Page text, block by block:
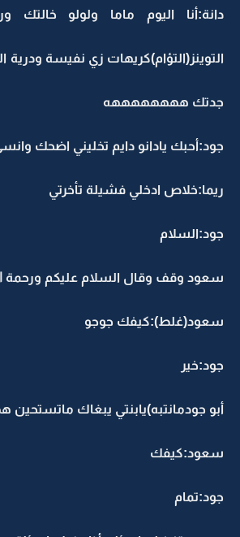
دانة:أنا اليوم ماما ولولو خالتك
التوينز(التؤام)كريهات زي نفيسة ودرية
جدتك ههههههههه
جود:أحبك يادانو دايم تخليني اضحك
ريما:خلاص ادخلي فشيلة تأخرتي
جود:السلام
سعود وقف وقال السلام عليكم ورحمة
سعود(غلط):كيفك جوجو
جود:خير
أبو جودمانتبه)يابنتي يبغاك
سعود:كيفك
جود:تمام